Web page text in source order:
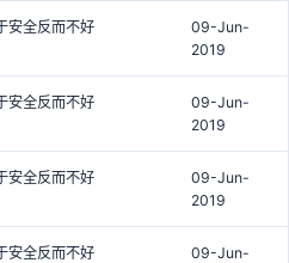
安全反而不好
09-Jun-
2019
安全反而不好
09-Jun-
2019
安全反而不好
09-Jun-
2019
安全反而不好
09-Jun-